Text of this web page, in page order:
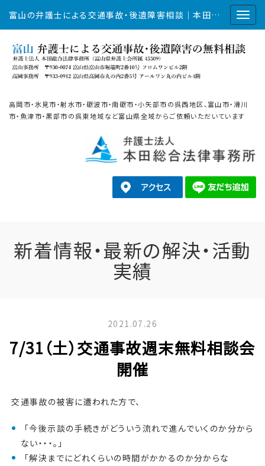
富山の弁護士による交通事故・後遺障害相談｜本田総合法律事務所
高岡市・氷見市・射水市・砺波市・南砺市・小矢部市の呉西地区、富山市・滑川
市・魚津市・黒部市の呉東地域など富山県全域からご依頼いただいています
新着情報・最新の解決・活動
実績
2021.07.26
7/31（土）交通事故週末無料相談会
開催
交通事故の被害に遭われた方で、
「今後示談の手続きがどういう流れで進んでいくのか分から
ない・・・。」
「解決までにどれくらいの時間がかかるのか分からな